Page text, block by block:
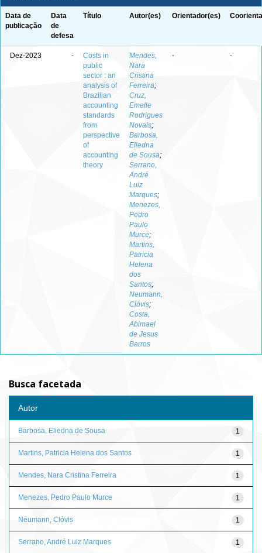
Data de
publicação
Data
de
defesa
Título Autor(es) Orientador(es)
Dez-2023 -
Costs in
public
sector : an
analysis of
Brazilian
accounting
standards
from
perspective
of
accounting
theory
Mendes,
Nara
Cristina
Ferreira;
Cruz,
Emelle
Rodrigues
Novais;
Barbosa,
Eliedna
de Sousa;
Serrano,
André
Luiz
Marques;
Menezes,
Pedro
Paulo
Murce;
Martins,
Patricia
Helena
dos
Santos;
Neumann,
Clóvis;
Costa,
Abimael
de Jesus
Barros
- -
Busca facetada
Autor
1
Barbosa, Eliedna de Sousa
1
Martins, Patricia Helena dos Santos
1
Mendes, Nara Cristina Ferreira
1
Menezes, Pedro Paulo Murce
1
Neumann, Clóvis
1
Serrano, André Luiz Marques